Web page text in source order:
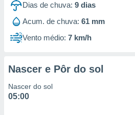
Dias de chuva: 9 dias
Acum. de chuva: 61 mm
Vento médio: 7 km/h
Nascer e Pôr do sol
Nascer do sol
05:00